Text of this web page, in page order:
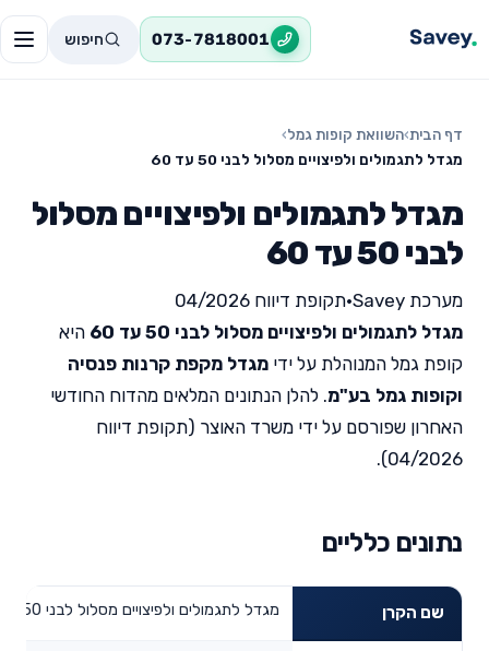
073-7818001 חיפוש
דף הבית›השוואת קופות גמל›
מגדל לתגמולים ולפיצויים מסלול לבני 50 עד 60
מגדל לתגמולים ולפיצויים מסלול
לבני 50 עד 60
מערכת Savey •תקופת דיווח 04/2026
מגדל לתגמולים ולפיצויים מסלול לבני 50 עד 60
היא
קופת גמל המנוהלת על ידי מגדל מקפת קרנות פנסיה
וקופות גמל בע"מ. להלן הנתונים המלאים מהדוח החודשי
האחרון שפורסם על ידי משרד האוצר (תקופת דיווח
04/2026).
נתונים כלליים
שם הקרן מגדל לתגמולים ולפיצויים מסלול לבני 50 עד 60